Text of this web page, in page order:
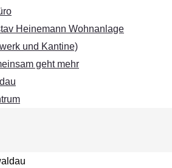
Heinemann Wohnanlage
und Kantine)
geht mehr